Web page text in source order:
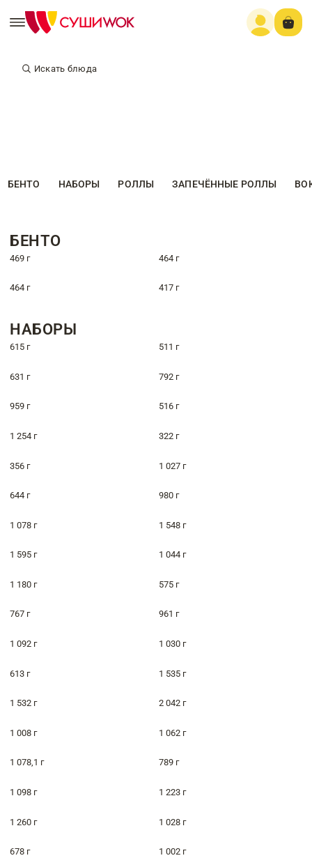
Искать блюда
БЕНТО НАБОРЫ РОЛЛЫ ЗАПЕЧЁННЫЕ РОЛЛЫ
БЕНТО
469 г 464 г
464 г 417 г
НАБОРЫ
615 г 511 г
631 г 792 г
959 г 516 г
1 254 г 322 г
356 г 1 027 г
644 г 980 г
1 078 г 1 548 г
1 595 г 1 044 г
1 180 г 575 г
767 г 961 г
1 092 г 1 030 г
613 г 1 535 г
1 532 г 2 042 г
1 008 г 1 062 г
1 078,1 г 789 г
1 098 г 1 223 г
1 260 г 1 028 г
678 г 1 002 г